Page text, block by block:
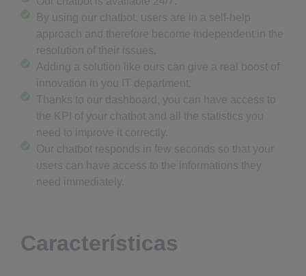
By using our chatbot, users are in a self-help
approach and therefore become independent in the
resolution of their issues.
Adding a solution like ours can give a real boost of
innovation in you IT department.
Thanks to our dashboard, you can have access to
the KPI of your chatbot and all the statistics you
need to improve it correctly.
Our chatbot responds in few seconds so that your
users can have access to the informations they
need immediately.
Características